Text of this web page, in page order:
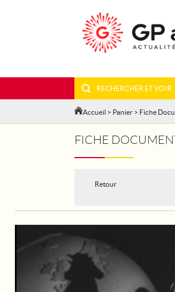
RECHERCHER ET VOIR
Accueil > Panier > Fiche
FICHE
Retour